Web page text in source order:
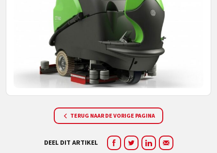
TERUG NAAR DE VORIGE PAGINA
DEEL DIT ARTIKEL